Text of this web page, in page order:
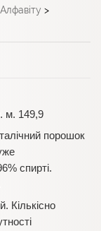
>
порошок
спирті.
Кількісно